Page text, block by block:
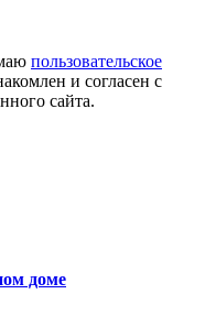
пользовательское
и согласен с
сайта.
доме